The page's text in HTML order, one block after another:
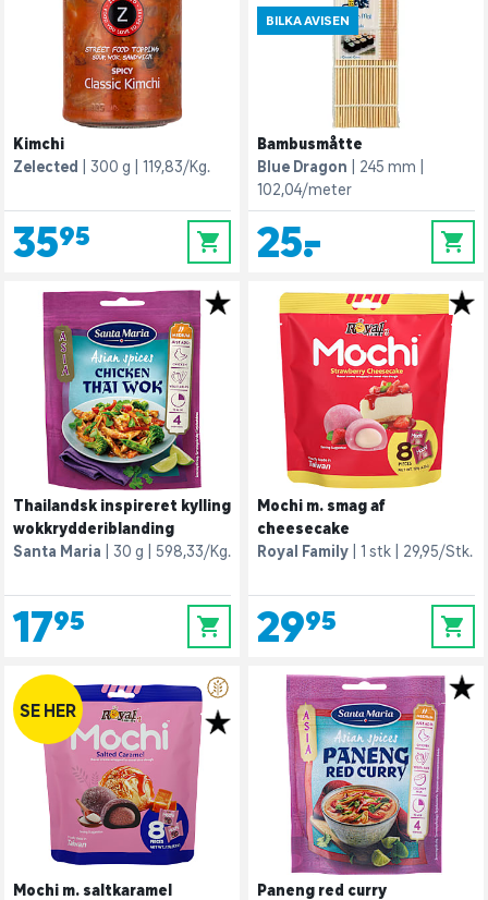
Kimchi
Zelected
300 g 119,83/Kg.
35,95 0
BILKA AVISEN
Bambusmåtte
Blue Dragon
245 mm
102,04/meter
25,- 0
Thailandsk inspireret kylling
wokkrydderiblanding
Santa Maria
30 g 598,33/Kg.
17,95 0
Mochi m. smag af
cheesecake
Royal Family
1 stk 29,95/Stk.
29,95 0
SE HER
Mochi m. saltkaramel
Paneng red curry